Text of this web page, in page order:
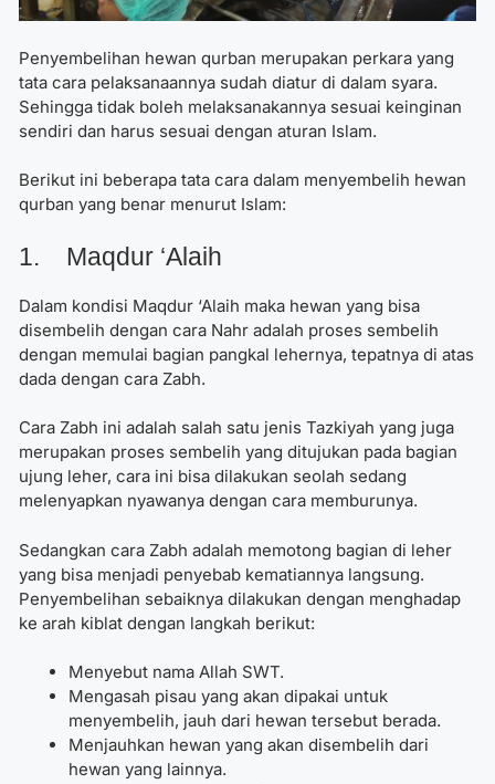
Penyembelihan hewan qurban merupakan perkara yang
tata cara pelaksanaannya sudah diatur di dalam syara.
Sehingga tidak boleh melaksanakannya sesuai keinginan
sendiri dan harus sesuai dengan aturan Islam.
Berikut ini beberapa tata cara dalam menyembelih hewan
qurban yang benar menurut Islam:
1. Maqdur ‘Alaih
Dalam kondisi Maqdur ‘Alaih maka hewan yang bisa
disembelih dengan cara Nahr adalah proses sembelih
dengan memulai bagian pangkal lehernya, tepatnya di atas
dada dengan cara Zabh.
Cara Zabh ini adalah salah satu jenis Tazkiyah yang juga
merupakan proses sembelih yang ditujukan pada bagian
ujung leher, cara ini bisa dilakukan seolah sedang
melenyapkan nyawanya dengan cara memburunya.
Sedangkan cara Zabh adalah memotong bagian di leher
yang bisa menjadi penyebab kematiannya langsung.
Penyembelihan sebaiknya dilakukan dengan menghadap
ke arah kiblat dengan langkah berikut:
Menyebut nama Allah SWT.
Mengasah pisau yang akan dipakai untuk
menyembelih, jauh dari hewan tersebut berada.
Menjauhkan hewan yang akan disembelih dari
hewan yang lainnya.